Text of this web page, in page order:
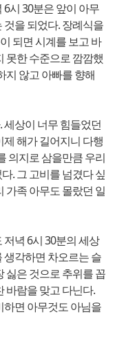
시 30분은 앞이 아무
을 되었다. 장례식을
되면 시계를 보고 바
못한 수준으로 깜깜했
지 않고 아빠를 향해
상이 너무 힘들었던
해가 길어지니 다행
의지로 삼을만큼 우리
. 그 고비를 넘겼다 싶
가족 아무도 몰랐던 일
녁 6시 30분의 세상
생각하면 차오르는 슬
싫은 것으로 추위를 꼽
바람을 맞고 다닌다.
하면 아무것도 아님을